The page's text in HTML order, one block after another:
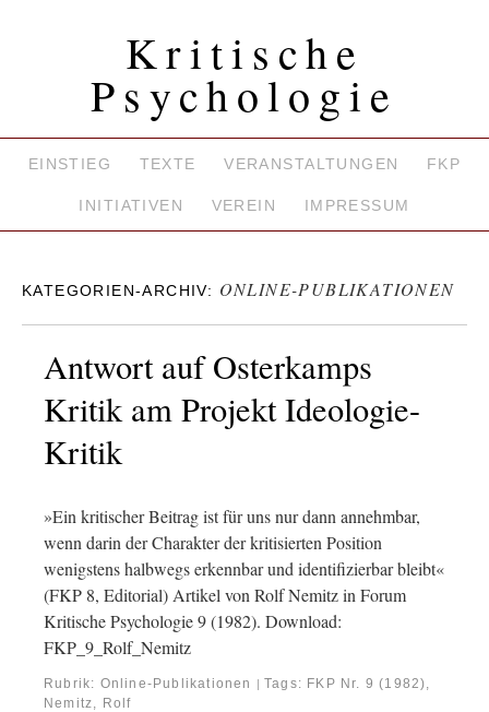
Kritische
Psychologie
EINSTIEG TEXTE VERANSTALTUNGEN FKP
INITIATIVEN VEREIN IMPRESSUM
KATEGORIEN-ARCHIV: ONLINE-PUBLIKATIONEN
Antwort auf Osterkamps
Kritik am Projekt Ideologie-
Kritik
»Ein kritischer Beitrag ist für uns nur dann annehmbar,
wenn darin der Charakter der kritisierten Position
wenigstens halbwegs erkennbar und identifizierbar bleibt«
(FKP 8, Editorial) Artikel von Rolf Nemitz in Forum
Kritische Psychologie 9 (1982). Download:
FKP_9_Rolf_Nemitz
Rubrik: Online-Publikationen | Tags: FKP Nr. 9 (1982),
Nemitz, Rolf